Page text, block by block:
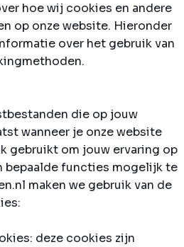
hoe wij cookies en andere
op onze website. Hieronder
over het gebruik van
die op jouw
wanneer je onze website
gebruikt om jouw ervaring op
bepaalde functies mogelijk te
maken we gebruik van de
deze cookies zijn